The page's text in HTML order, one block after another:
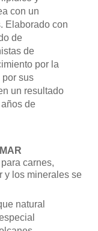
con un
Elaborado con
de
de
por la
sus
un resultado
de
carnes,
y los minerales se
natural